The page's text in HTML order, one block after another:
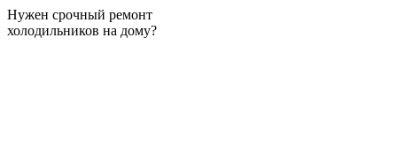
Нужен срочный ремонт
холодильников на дому?